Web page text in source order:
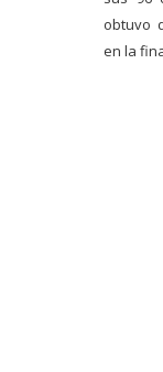
obtuvo
en la